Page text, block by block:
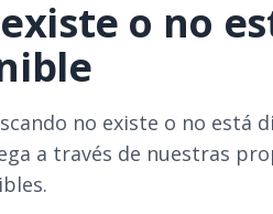
o no
no existe o no está
a través de nuestras